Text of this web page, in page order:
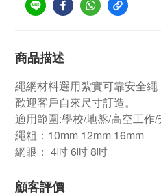
商品描述
繩網材料選用紮實可靠安全繩
歡迎客戶自來尺寸訂造。
適用範圍:學校/地盤/高空工作
繩粗：10mm 12mm 16mm
網眼： 4吋 6吋 8吋
顧客評價